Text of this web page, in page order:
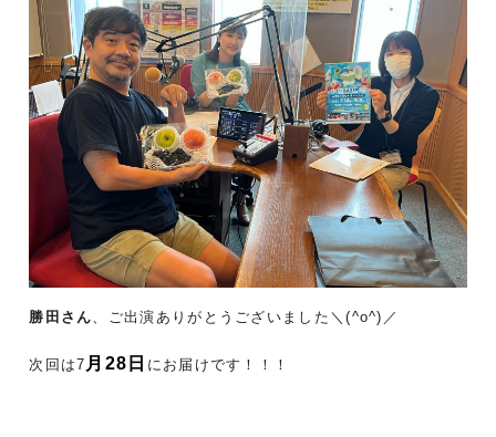
勝田さん 、ご出演ありがとうございました＼(^o^)／
次回は7 月28日 にお届けです！！！